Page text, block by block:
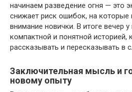
начинаем разведение огня — это
снижает риск ошибок, на
внимание новички. В итоге вечер у
компактной и понятной историей,
рассказывать и пересказывать в
Заключительная мысль и
новому опыту